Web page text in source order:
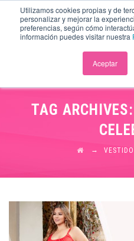
Utilizamos cookies propias y de
personalizar y mejorar la
preferencias, según cómo
información puedes visitar nuestra
Aceptar
TAG ARCHIVES:
→ VESTIDO